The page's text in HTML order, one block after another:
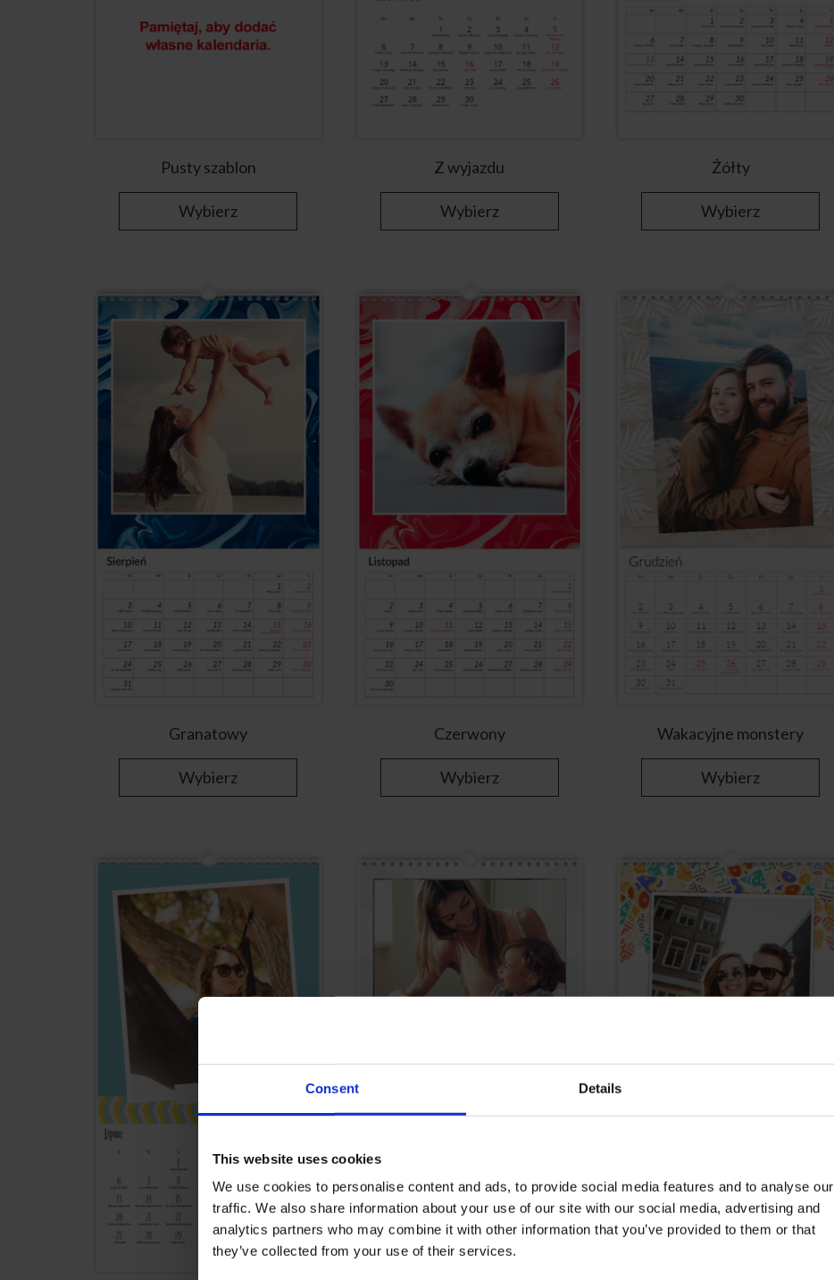
Consent Details
This website uses cookies
We use cookies to personalise content and ads, to provide social media features and to analyse our
traffic. We also share information about your use of our site with our social media, advertising and
analytics partners who may combine it with other information that you’ve provided to them or that
they’ve collected from your use of their services.
Pusty szablon
Wybierz
Z wyjazdu
Wybierz
Żółty
Wybierz
Granatowy
Wybierz
Czerwony
Wybierz
Wakacyjne monstery
Wybierz